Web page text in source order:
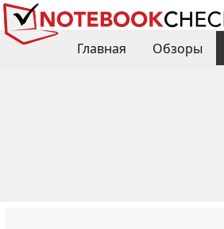
Главная Обзоры